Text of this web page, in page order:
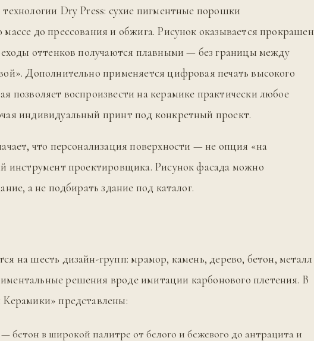
Dry Press: сухие пигментные порошки
до прессования и обжига. Рисунок оказывается прокрашен
оттенков получаются плавными — без границы между
Дополнительно применяется цифровая печать высокого
позволяет воспроизвести на керамике практически любое
индивидуальный принт под конкретный проект.
что персонализация поверхности — не опция «на
инструмент проектировщика. Рисунок фасада можно
а не подбирать здание под каталог.
на шесть дизайн-групп: мрамор, камень, дерево, бетон, металл
решения вроде имитации карбонового плетения. В
Керамики» представлены:
бетон в широкой палитре от белого и бежевого до антрацита и